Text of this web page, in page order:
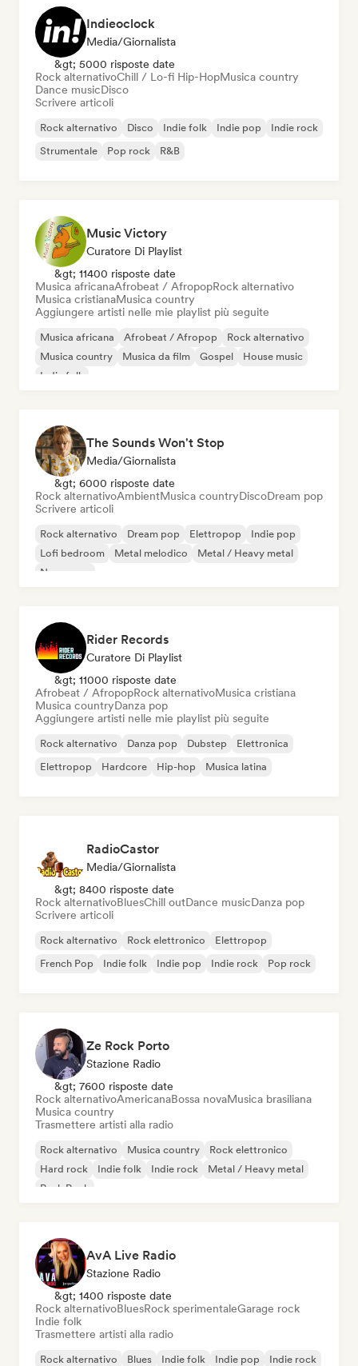
Indieoclock
Media/Giornalista
&gt; 5000 risposte date
Rock alternativoChill / Lo-fi Hip-HopMusica country
Dance musicDisco
Scrivere articoli
Rock alternativo Disco Indie folk Indie pop
Indie rock
Strumentale
Pop rock R&B
Music Victory
Curatore Di Playlist
&gt; 11400 risposte date
Musica africanaAfrobeat / AfropopRock alternativo
Musica cristianaMusica country
Aggiungere artisti nelle mie playlist più seguite
Musica africana Afrobeat / Afropop
Rock alternativo
Musica country
Musica da film Gospel
House music
Indie folk
The Sounds Won't Stop
Media/Giornalista
&gt; 6000 risposte date
Rock alternativoAmbientMusica countryDiscoDream pop
Scrivere articoli
Rock alternativo Dream pop Elettropop
Indie pop
Lofi bedroom
Metal melodico
Metal / Heavy metal
New wave
Rider Records
Curatore Di Playlist
&gt; 11000 risposte date
Afrobeat / AfropopRock alternativoMusica cristiana
Musica countryDanza pop
Aggiungere artisti nelle mie playlist più seguite
Rock alternativo Danza pop Dubstep
Elettronica
Elettropop
Hardcore Hip-hop Musica latina
RadioCastor
Media/Giornalista
&gt; 8400 risposte date
Rock alternativoBluesChill outDance musicDanza pop
Scrivere articoli
Rock alternativo Rock elettronico
Elettropop
French Pop
Indie folk Indie pop Indie rock Pop rock
Ze Rock Porto
Stazione Radio
&gt; 7600 risposte date
Rock alternativoAmericanaBossa novaMusica brasiliana
Musica country
Trasmettere artisti alla radio
Rock alternativo Musica country
Rock elettronico
Hard rock
Indie folk Indie rock
Metal / Heavy metal
Punk Rock
AvA Live Radio
Stazione Radio
&gt; 1400 risposte date
Rock alternativoBluesRock sperimentaleGarage rock
Indie folk
Trasmettere artisti alla radio
Rock alternativo Blues Indie folk Indie pop Indie rock